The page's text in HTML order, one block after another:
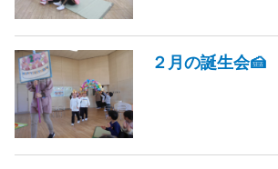
２月の誕生会🍰